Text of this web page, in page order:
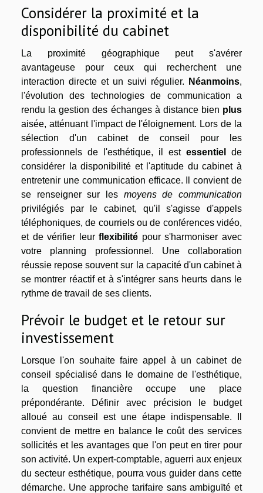
Considérer la proximité et la
disponibilité du cabinet
La proximité géographique peut s'avérer
avantageuse pour ceux qui recherchent une
interaction directe et un suivi régulier.
Néanmoins,
l'évolution des technologies de communication a
rendu la gestion des échanges à distance bien plus
aisée, atténuant l'impact de l'éloignement. Lors de la
sélection d'un cabinet de conseil pour les
professionnels de l'esthétique, il est essentiel
de
considérer la disponibilité et l'aptitude du cabinet à
entretenir une communication efficace. Il convient de
se renseigner sur les moyens de communication
privilégiés par le cabinet, qu'il s'agisse d'appels
téléphoniques, de courriels ou de conférences vidéo,
et de vérifier leurflexibilité pour s'harmoniser avec
votre planning professionnel. Une collaboration
réussie repose souvent sur la capacité d'un cabinet à
se montrer réactif et à s'intégrer sans heurts dans le
rythme de travail de ses clients.
Prévoir le budget et le retour sur
investissement
Lorsque l'on souhaite faire appel à un cabinet de
conseil spécialisé dans le domaine de l'esthétique,
la question financière occupe une place
prépondérante. Définir avec précision le budget
alloué au conseil est une étape indispensable. Il
convient de mettre en balance le coût des services
sollicités et les avantages que l'on peut en tirer pour
son activité. Un expert-comptable, aguerri aux enjeux
du secteur esthétique, pourra vous guider dans cette
démarche. Une approche tarifaire sans ambiguïté et